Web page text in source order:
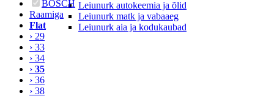
Leiunurk autokeemia ja õlid
Leiunurk matk ja vabaaeg
Leiunurk aia ja kodukaubad
BOSCH
Raamiga
Flat
› 29
› 33
› 34
› 35
› 36
› 38